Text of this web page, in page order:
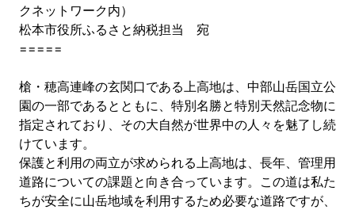
クネットワーク内）
松本市役所ふるさと納税担当 宛
=====
槍・穂高連峰の玄関口である上高地は、中部山岳国立公
園の一部であるとともに、特別名勝と特別天然記念物に
指定されており、その大自然が世界中の人々を魅了し続
けています。
保護と利用の両立が求められる上高地は、長年、管理用
道路についての課題と向き合っています。この道は私た
ちが安全に山岳地域を利用するため必要な道路ですが、